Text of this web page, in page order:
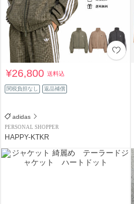
¥26,800送料込
関税負担なし 返品補償
adidas
PERSONAL SHOPPER
HAPPY-KTKR